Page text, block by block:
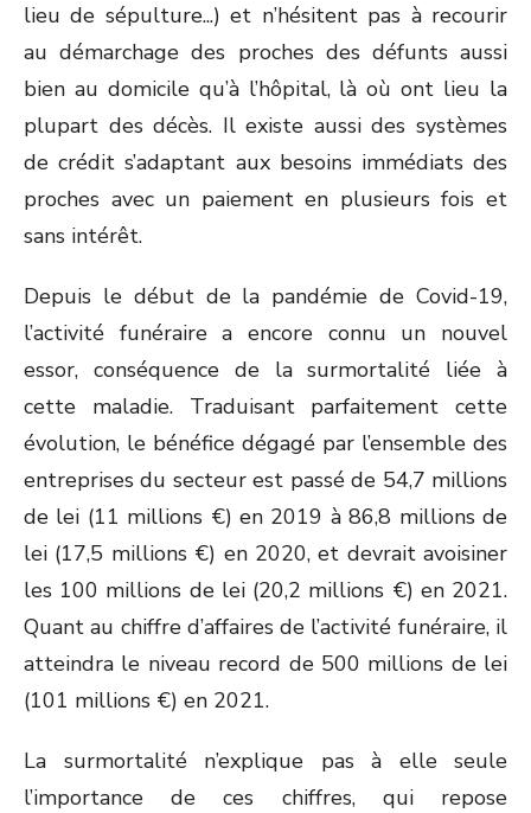
lieu de sépulture...) et n’hésitent pas à recourir
au démarchage des proches des défunts aussi
bien au domicile qu’à l’hôpital, là où ont lieu la
plupart des décès. Il existe aussi des systèmes
de crédit s’adaptant aux besoins immédiats des
proches avec un paiement en plusieurs fois et
sans intérêt.
Depuis le début de la pandémie de Covid-19,
l’activité funéraire a encore connu un nouvel
essor, conséquence de la surmortalité liée à
cette maladie. Traduisant parfaitement cette
évolution, le bénéfice dégagé par l’ensemble des
entreprises du secteur est passé de 54,7 millions
de lei (11 millions €) en 2019 à 86,8 millions de
lei (17,5 millions €) en 2020, et devrait avoisiner
les 100 millions de lei (20,2 millions €) en 2021.
Quant au chiffre d’affaires de l’activité funéraire, il
atteindra le niveau record de 500 millions de lei
(101 millions €) en 2021.
La surmortalité n’explique pas à elle seule
l’importance de ces chiffres, qui repose